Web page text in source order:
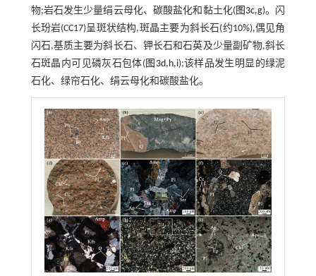
物;岩石发生少量绢云母化、碳酸盐化和黏土化(图3c,g)。闪
长玢岩(CC17)呈斑状结构,斑晶主要为斜长石(约10%),偶见角
闪石,基质主要为斜长石、钾长石和石英及少量副矿物,斜长
石斑晶内可见磷灰石包体(图3d,h,i);该样品发生明显的绿泥
石化、绿帘石化、绢云母化和碳酸盐化。